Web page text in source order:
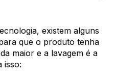
existem alguns
que o produto tenha
maior e a lavagem é a
isso: